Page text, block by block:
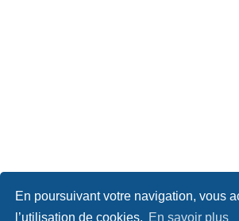
En poursuivant votre navigation, vous
l’utilisation de cookies. En savoir plus